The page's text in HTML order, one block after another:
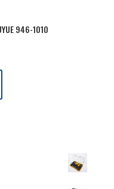
946-1010